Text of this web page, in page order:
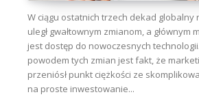
W ciągu ostatnich trzech dekad
uległ gwałtownym zmianom, a głównym
jest dostęp do nowoczesnych
powodem tych zmian jest fakt, że
przeniósł punkt ciężkości ze
na proste inwestowanie...